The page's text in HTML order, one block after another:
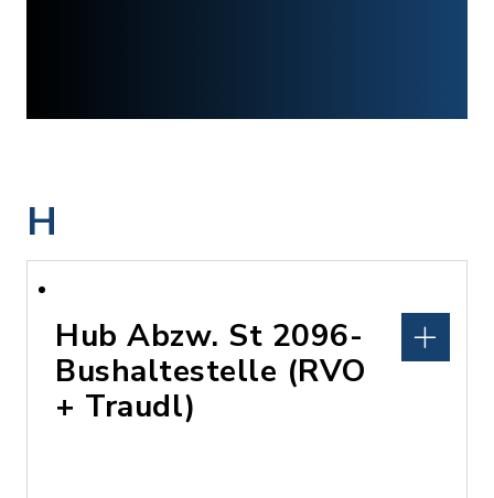
H
Hub Abzw. St 2096-
Bushaltestelle (RVO
+ Traudl)